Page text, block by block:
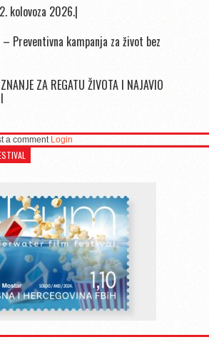
kolovoza 2026.|
– Preventivna kampanja za život bez
ZA REGATU ŽIVOTA I NAJAVIO
a comment Login